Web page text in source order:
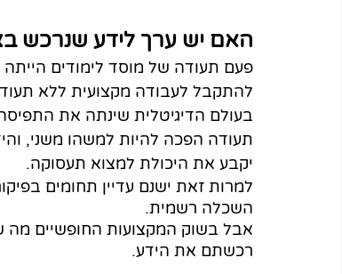
האם יש ערך לידע שנרכש
פעם תעודה של מוסד לימודים
להתקבל לעבודה מקצועית ללא
בעולם הדיגיטלית שינתה את
תעודה הפכה להיות למשהו משני,
יקבע את היכולת למצוא תעסוקה.
למרות זאת ישנם עדיין תחומים
השכלה רשמית.
אבל בשוק המקצועות החופשיים מה
רכשתם את הידע.